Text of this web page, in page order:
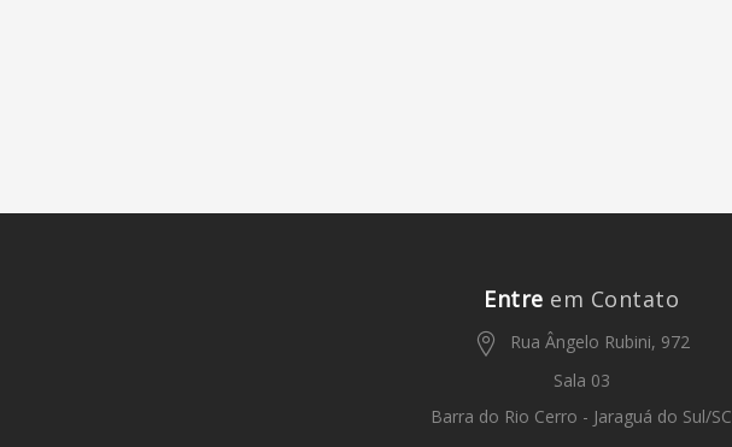
Entre em Contato
Rua Ângelo Rubini, 972
Sala 03
Barra do Rio Cerro - Jaraguá do Sul/SC